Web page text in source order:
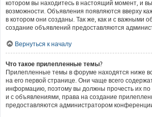
котором вы находитесь в настоящий момент, и
возможности. Объявления появляются вверху
в котором они созданы. Так же, как и с важными
создание объявлений предоставляются
Вернуться к началу
Что такое прилепленные темы?
Прилепленные темы в форуме находятся ниже
на его первой странице. Они чаще всего
информацию, поэтому вы должны прочесть их по
и с объявлениями, права на создание
предоставляются администратором